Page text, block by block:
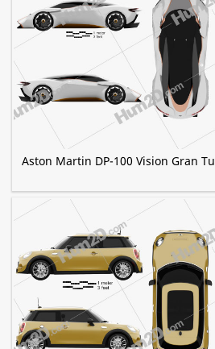
Aston Martin DP-100 Vision Gran